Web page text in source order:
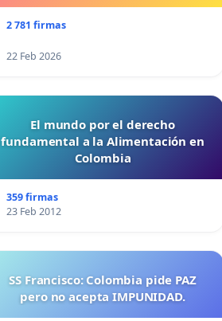
2 781 firmas
22 Feb 2026
El mundo por el derecho
fundamental a la Alimentación en
Colombia
359 firmas
23 Feb 2012
SS Francisco: Colombia pide PAZ
pero no acepta IMPUNIDAD.